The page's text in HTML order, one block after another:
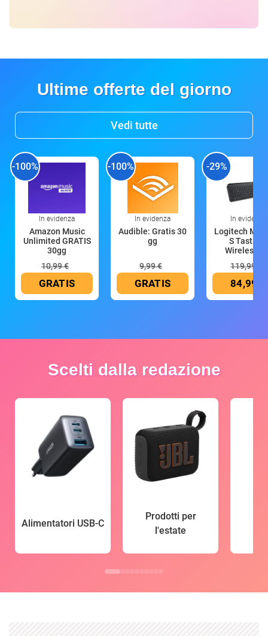
Ultime offerte del giorno
Vedi tutte
-100%
In evidenza
Amazon Music
Unlimited GRATIS
30gg
10,99 €
GRATIS
-100%
In evidenza
Audible: Gratis 30
gg
9,99 €
GRATIS
-29%
In evidenza
Logitech MX
S Tastiera
Wireless
119,99 €
84,99 €
Scelti dalla redazione
Alimentatori USB-C
Prodotti per
l'estate